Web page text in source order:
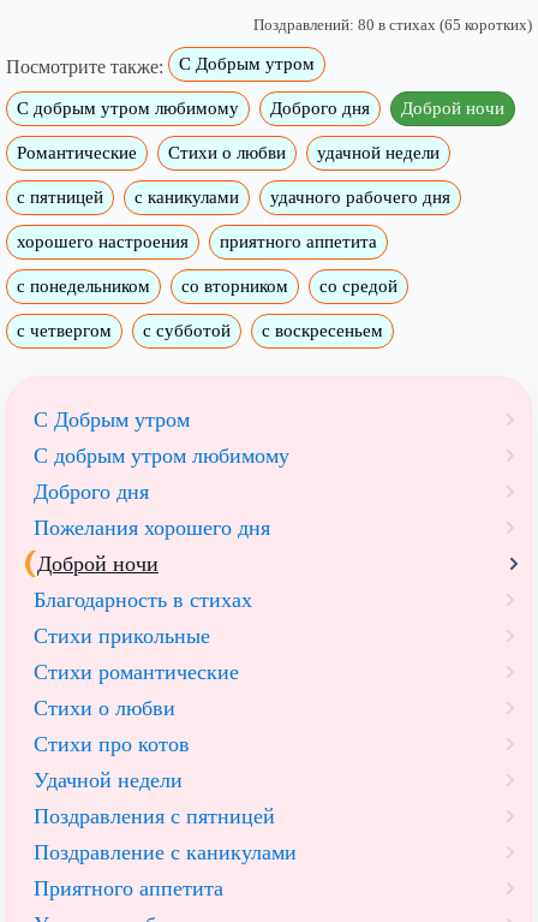
Поздравлений: 80 в стихах (65 коротких)
Посмотрите также: С Добрым утром
C добрым утром любимому Доброго дня Доброй ночи
Романтические Стихи о любви удачной недели
c пятницей с каникулами удачного рабочего дня
хорошего настроения приятного аппетита
с понедельником со вторником со средой
с четвергом с субботой с воскресеньем
С Добрым утром
C добрым утром любимому
Доброго дня
Пожелания хорошего дня
Доброй ночи
Благодарность в стихах
Стихи прикольные
Стихи романтические
Стихи о любви
Стихи про котов
Удачной недели
Поздравления с пятницей
Поздравление с каникулами
Приятного аппетита